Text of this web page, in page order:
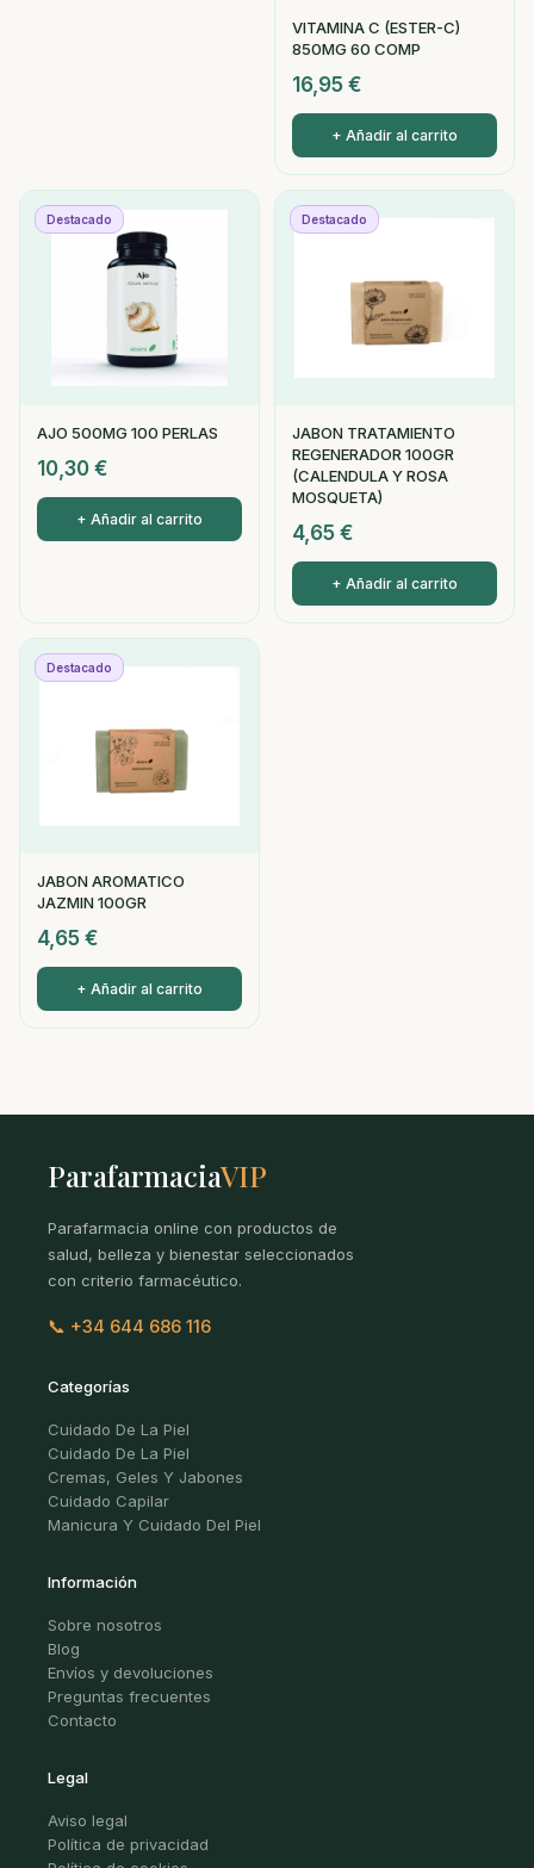
VITAMINA C (ESTER-C)
850MG 60 COMP
16,95 €
+ Añadir al carrito
Destacado
AJO 500MG 100 PERLAS
10,30 €
+ Añadir al carrito
Destacado
JABON TRATAMIENTO
REGENERADOR 100GR
(CALENDULA Y ROSA
MOSQUETA)
4,65 €
+ Añadir al carrito
Destacado
JABON AROMATICO
JAZMIN 100GR
4,65 €
+ Añadir al carrito
ParafarmaciaVIP
Parafarmacia online con productos de
salud, belleza y bienestar seleccionados
con criterio farmacéutico.
📞 +34 644 686 116
Categorías
Cuidado De La Piel
Cuidado De La Piel
Cremas, Geles Y Jabones
Cuidado Capilar
Manicura Y Cuidado Del Piel
Información
Sobre nosotros
Blog
Envíos y devoluciones
Preguntas frecuentes
Contacto
Legal
Aviso legal
Política de privacidad